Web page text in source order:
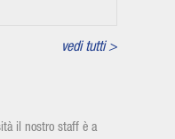
vedi tutti >
il nostro staff è a